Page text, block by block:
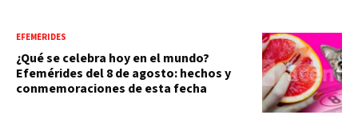
EFEMÉRIDES
¿Qué se celebra hoy en el mundo?
Efemérides del 8 de agosto: hechos y
conmemoraciones de esta fecha